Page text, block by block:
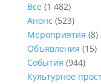
Все (1 482)
Анонс (523)
Мероприятия (8)
Объявления (15)
События (944)
Культурное